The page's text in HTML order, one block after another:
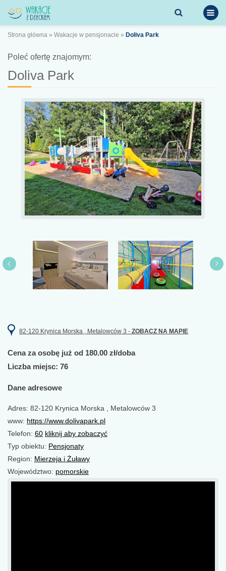
Strona główna » Wakacje w pensjonacie » Doliva Park
Poleć ofertę znajomym:
Doliva Park
82-120 Krynica Morska , Metalowców 3 - ZOBACZ NA MAPIE
Cena za osobę już od 180.00 zł/doba
Liczba miejsc: 76
Dane adresowe
Adres: 82-120 Krynica Morska , Metalowców 3
www: https://www.dolivapark.pl
Telefon: 60 kliknij aby zobaczyć
Typ obiektu: Pensjonaty
Region: Mierzeja i Żuławy
Województwo: pomorskie